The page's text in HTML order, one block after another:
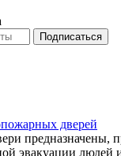
дверей
предназначены,
эвакуации людей